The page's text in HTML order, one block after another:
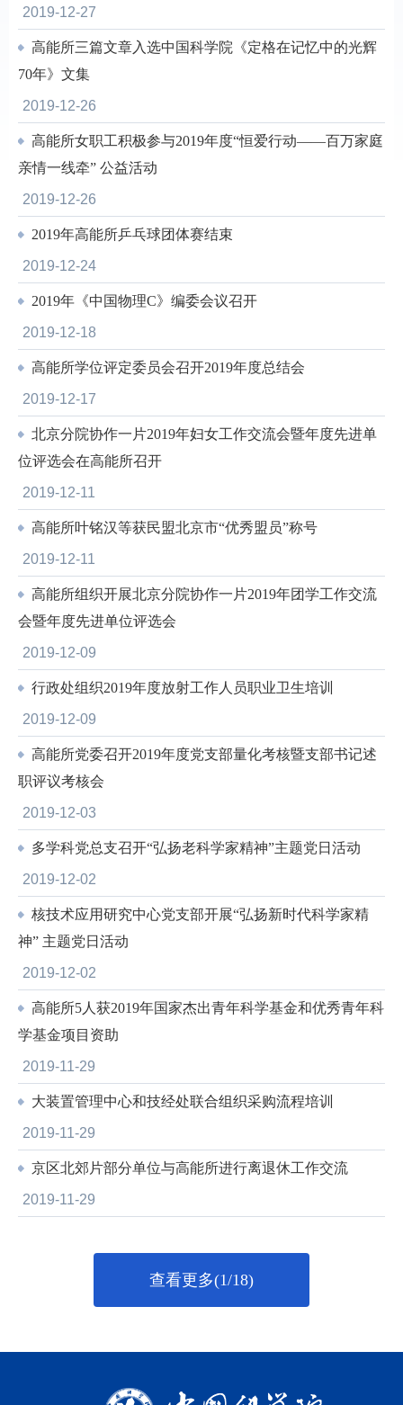
2019-12-27
高能所三篇文章入选中国科学院《定格在记忆中的光辉
70年》文集
2019-12-26
高能所女职工积极参与2019年度“恒爱行动——百万家庭
亲情一线牵” 公益活动
2019-12-26
2019年高能所乒乓球团体赛结束
2019-12-24
2019年《中国物理C》编委会议召开
2019-12-18
高能所学位评定委员会召开2019年度总结会
2019-12-17
北京分院协作一片2019年妇女工作交流会暨年度先进单
位评选会在高能所召开
2019-12-11
高能所叶铭汉等获民盟北京市“优秀盟员”称号
2019-12-11
高能所组织开展北京分院协作一片2019年团学工作交流
会暨年度先进单位评选会
2019-12-09
行政处组织2019年度放射工作人员职业卫生培训
2019-12-09
高能所党委召开2019年度党支部量化考核暨支部书记述
职评议考核会
2019-12-03
多学科党总支召开“弘扬老科学家精神”主题党日活动
2019-12-02
核技术应用研究中心党支部开展“弘扬新时代科学家精
神” 主题党日活动
2019-12-02
高能所5人获2019年国家杰出青年科学基金和优秀青年科
学基金项目资助
2019-11-29
大装置管理中心和技经处联合组织采购流程培训
2019-11-29
京区北郊片部分单位与高能所进行离退休工作交流
2019-11-29
查看更多(1/18)